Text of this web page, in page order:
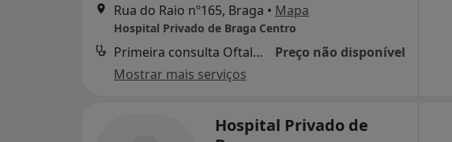
Rua do Raio nº165, Braga • Mapa
Hospital Privado de Braga Centro
Primeira consulta Oftalmologia
Preço não disponível
Mostrar mais serviços
Hospital Privado de